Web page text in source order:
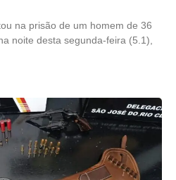
na prisão de um homem de 36
noite desta segunda-feira (5.1),